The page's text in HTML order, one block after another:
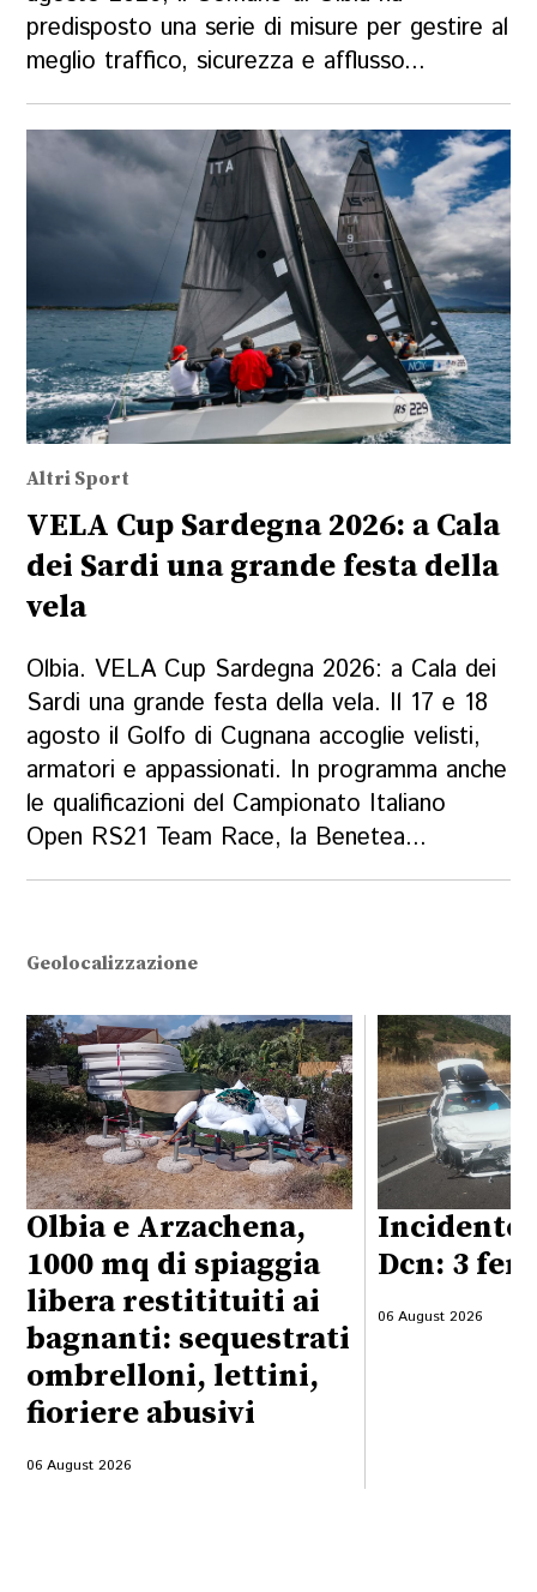
predisposto una serie di misure per gestire al
meglio traffico, sicurezza e afflusso...
Altri Sport
VELA Cup Sardegna 2026: a Cala
dei Sardi una grande festa della
vela
Olbia. VELA Cup Sardegna 2026: a Cala dei
Sardi una grande festa della vela. Il 17 e 18
agosto il Golfo di Cugnana accoglie velisti,
armatori e appassionati. In programma anche
le qualificazioni del Campionato Italiano
Open RS21 Team Race, la Benetea...
Geolocalizzazione
Olbia e Arzachena,
1000 mq di spiaggia
libera restitituiti ai
bagnanti: sequestrati
ombrelloni, lettini,
fioriere abusivi
06 August 2026
Incidente
Dcn: 3
06 August 2026